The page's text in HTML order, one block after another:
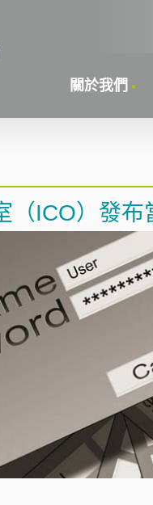
關於我們
（ICO）發布